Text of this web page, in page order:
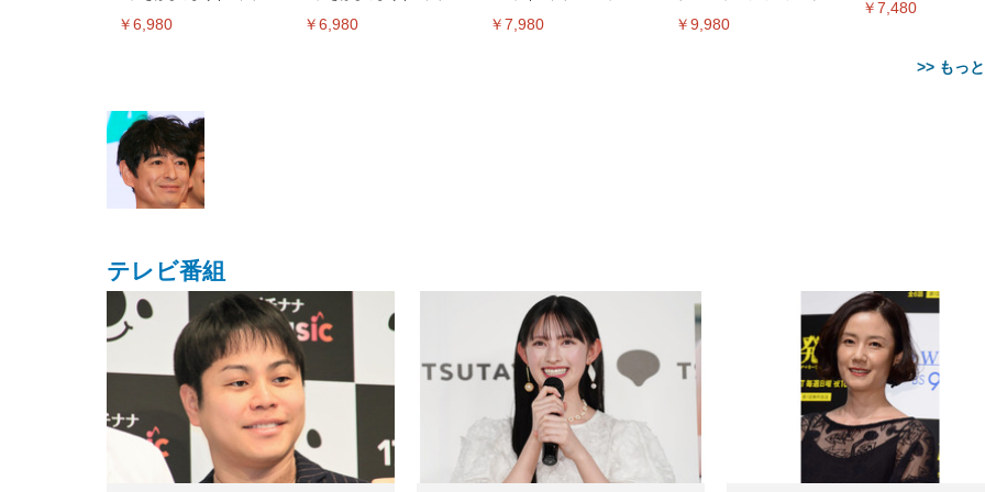
￥6,980 ￥6,980 ￥7,980 ￥9,980
￥7,480
>> もっ
[EdoErgo] オフィスチェア 椅
子 テレワーク 疲れない 跳ね
上げ式アームレスト コンパク
ト 約105度ロッキング pc 事務
椅子 360度回転 座面昇降 強化
ナイロン樹脂ベース 通気性メ
ッシュ 在宅ワーク H-
WY01(黒網+黒枠+黒足)
￥5,699
ア 人間工学 疲れない ブラッ
ク
￥27,999
チェア 疲れない テレワーク
チェア 強化バックレスト 30
度ロッキング機能 人間工学 椅
子 腰サポート 90度跳ね上げ
式アームレスト 3Dヘッドレス
ト ハンガー付き 高反発クッシ
ョン PCチェア 通気性メッシ
ュ ゲーミング/勉強/事務用 お
しゃれ パソコンチェア (ブラ
ック)
￥7,680
チェア 強化バックレスト 30度
ロッキング機能 人間工学 椅子
腰サポート 90度跳ね上げ式ア
ームレスト 3Dヘッドレスト
ハンガー付き 高反発クッショ
ン PCチェア 通気性メッシュ
ゲーミング/勉強/事務用 おし
ゃれ パソコンチェア (ホワイ
￥7,680
ア デスクチェア 肘な
ッシュ 通気性 ランバ
ポート付き 腰サポート
ス圧無段階昇降 360度
転 キャスター付き コ
クト 幅52×奥行58.5×高
84～96cm テレワーク
宅勤務 ブラック
￥4,139
EIZO ビジネス向けプレミア
ムモニター | FlexScan
EV3240X-WT | 31.5型4K
UHD・USB Type-C・ホワイ
ト
￥105,595
ムモニター | FlexScan
EV2740X-WT | 27.0型4K
UHD・USB Type-C・ホワイ
ト
￥109,572
ニター DualSense 充電フッ
ク付き（CFI-ZDM1J）
￥49,979
HD（1920×1080）VA 非光
スピーカー内蔵 高さ調整 ス
イベル VESA対応
ComfortView ビジネス向け
￥15,800
Gaming Monitor 24” Essential
ーミングモニター QD 24.5イ
1ms FHD 量子ドット 残像低減
年保証 | 輝点保証 | 日本メーカ
￥34,980
Amazonベーシック ペットシ
ーツ 薄型 レギュラー 1回使い
捨て 無香料 ホワイト 300枚
￥3,373
枚) ホワイト(吸収面:ライトブ
ルー)
￥3,234
ツ L 中型犬用 26枚入り 単品
￥1,800
Smart Basic アイリスオーヤマ
ペットシーツ 超厚型 お徳用
ワイド 100枚入 (x 1) (ケース
販売)
￥3,670
シーツ 超厚型 お徳用
ュラー 200枚入
【Amazon.co.jp限定】
￥3,731
テレビ番組